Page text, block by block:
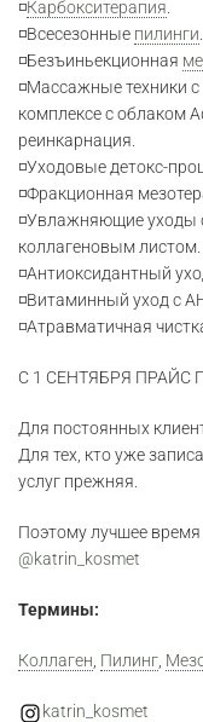
◽Карбокситерапия
◽Всесезонные пилинги
◽Безъиньекционная
◽Массажные техники
комплексе с облаком
реинкарнация.
◽Уходовые детокс-
◽Фракционная
◽Увлажняющие уходы
коллагеновым листом.
◽Антиоксидантный
◽Витаминный уход с
◽Атравматичная
С 1 СЕНТЯБРЯ ПРАЙС
Для постоянных
Для тех, кто уже
услуг прежняя.
Поэтому лучшее
@katrin_kosmet
Термины:
Коллаген Пилинг
katrin_kosmet